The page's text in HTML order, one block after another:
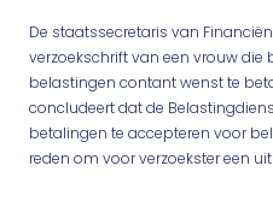
De staatssecretaris van
verzoekschrift van een vrouw
belastingen contant wenst te
concludeert dat de
betalingen te accepteren voor
reden om voor verzoekster een